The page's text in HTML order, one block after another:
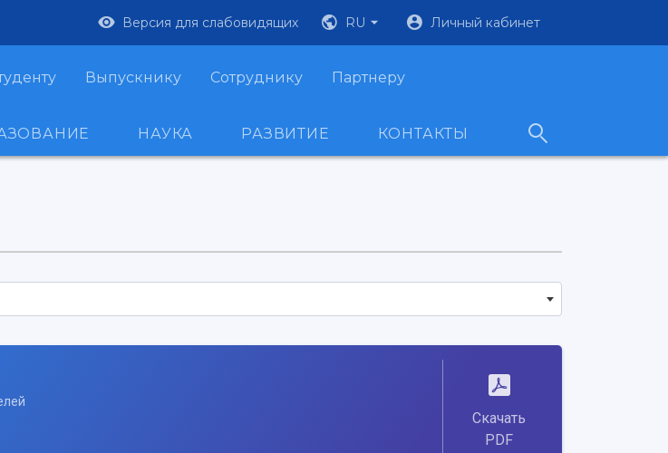
Версия для слабовидящих RU Личный кабинет
Выпускнику Сотруднику Партнеру
НАУКА РАЗВИТИЕ КОНТАКТЫ
Скачать
PDF